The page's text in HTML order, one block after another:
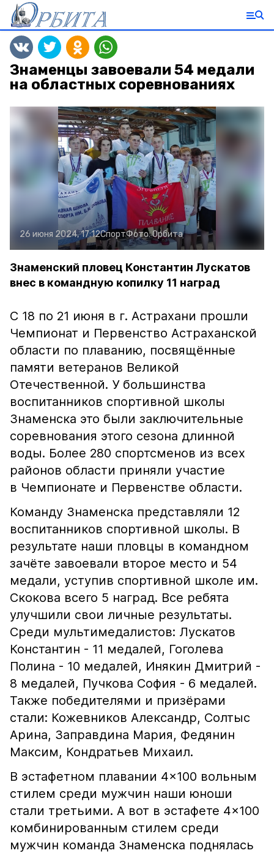
Знаменцы завоевали 54 медали
на областных соревнованиях
26 июня 2024, 17:12СпортФото:Орбита
Знаменский пловец Константин Лускатов
внес в командную копилку 11 наград
С 18 по 21 июня в г. Астрахани прошли
Чемпионат и Первенство Астраханской
области по плаванию, посвящённые
памяти ветеранов Великой
Отечественной. У большинства
воспитанников спортивной школы
Знаменска это были заключительные
соревнования этого сезона длинной
воды. Более 280 спортсменов из всех
районов области приняли участие
в Чемпионате и Первенстве области.
Команду Знаменска представляли 12
воспитанников спортивной школы. В
результате наши пловцы в командном
зачёте завоевали второе место и 54
медали, уступив спортивной школе им.
Скокова всего 5 наград. Все ребята
улучшили свои личные результаты.
Среди мультимедалистов: Лускатов
Константин - 11 медалей, Гоголева
Полина - 10 медалей, Инякин Дмитрий -
8 медалей, Пучкова София - 6 медалей.
Также победителями и призёрами
стали: Кожевников Александр, Солтыс
Арина, Заправдина Мария, Федянин
Максим, Кондратьев Михаил.
В эстафетном плавании 4×100 вольным
стилем среди мужчин наши юноши
стали третьими. А вот в эстафете 4×100
комбинированным стилем среди
мужчин команда Знаменска поднялась